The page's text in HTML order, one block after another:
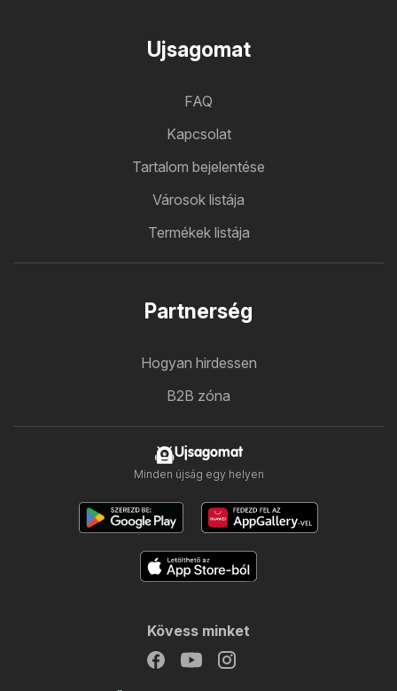
Ujsagomat
FAQ
Kapcsolat
Tartalom bejelentése
Városok listája
Termékek listája
Partnerség
Hogyan hirdessen
B2B zóna
Ujsagomat
Minden újság egy helyen
Kövess minket